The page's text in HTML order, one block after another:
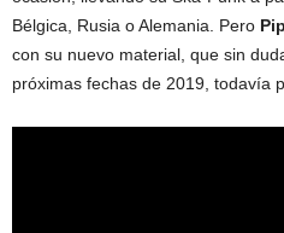
Bélgica, Rusia o Alemania. Pero
con su nuevo material, que sin
próximas fechas de 2019, todavía